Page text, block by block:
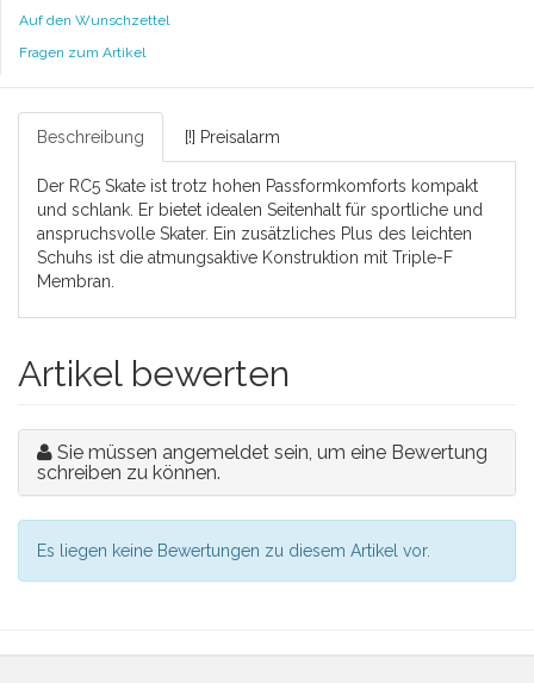
Auf den Wunschzettel
Fragen zum Artikel
Beschreibung [!] Preisalarm
Der RC5 Skate ist trotz hohen Passformkomforts kompakt
und schlank. Er bietet idealen Seitenhalt für sportliche und
anspruchsvolle Skater. Ein zusätzliches Plus des leichten
Schuhs ist die atmungsaktive Konstruktion mit Triple-F
Membran.
Artikel bewerten
Sie müssen angemeldet sein, um eine Bewertung
schreiben zu können.
Es liegen keine Bewertungen zu diesem Artikel vor.